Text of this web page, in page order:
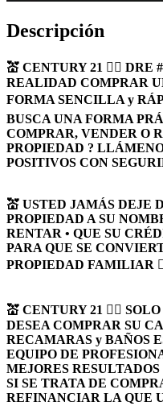
Descripción
💒 CENTURY 21 🏴‍☠️ DRE
REALIDAD COMPRAR
FORMA SENCILLA y
BUSCA UNA FORMA
COMPRAR, VENDER O
PROPIEDAD ?
POSITIVOS CON
💒 USTED JAMÁS DEJE
PROPIEDAD A SU
RENTAR • QUE SU
PARA QUE SE
PROPIEDAD FAMILIAR
💒 CENTURY 21 🏴‍☠️
DESEA COMPRAR SU
RECAMARAS y BAÑOS
EQUIPO DE
MEJORES
SI SE TRATA DE
REFINANCIAR LA QUE